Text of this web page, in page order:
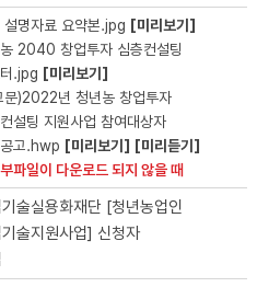
설명자료 요약본.jpg [미리보기]
2040 창업투자 심층컨설팅
.jpg [미리보기]
문)2022년 청년농 창업투자
설팅 지원사업 참여대상자
공고.hwp [미리보기]
[미리듣기]
파일이 다운로드 되지 않을 때
술실용화재단 [청년농업인
술지원사업] 신청자